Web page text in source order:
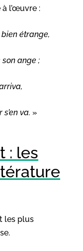
l’œuvre :
étrange,
son ange ;
va. »
: les
les plus